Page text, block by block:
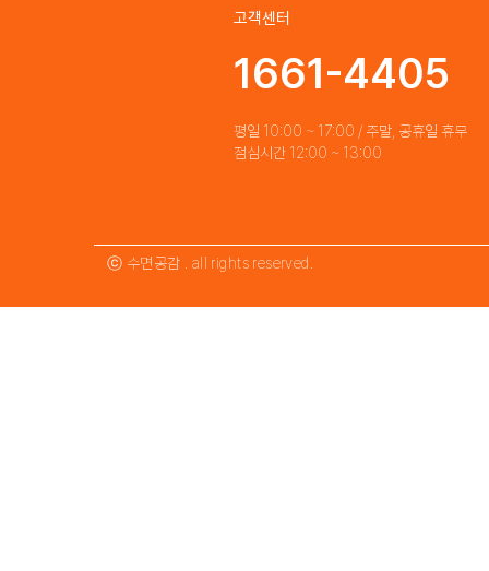
고객센터
1661-4405
평일 10:00 ~ 17:00 / 주말, 공휴일 휴무
점심시간 12:00 ~ 13:00
ⓒ 수면공감 . all rights reserved.